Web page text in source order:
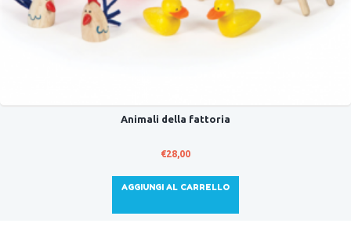
Animali della fattoria
€28,00
AGGIUNGI AL CARRELLO